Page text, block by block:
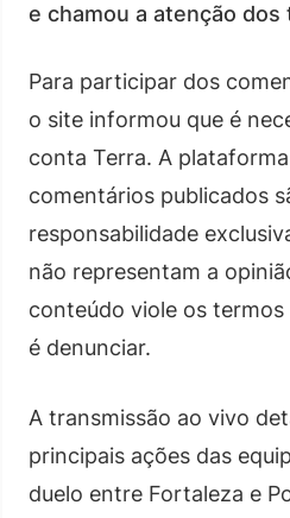
e chamou a atenção dos
Para participar dos
o site informou que é
conta Terra. A
comentários publicados
responsabilidade
não representam a
conteúdo viole os
é denunciar.
A transmissão ao vivo
principais ações das
duelo entre Fortaleza e